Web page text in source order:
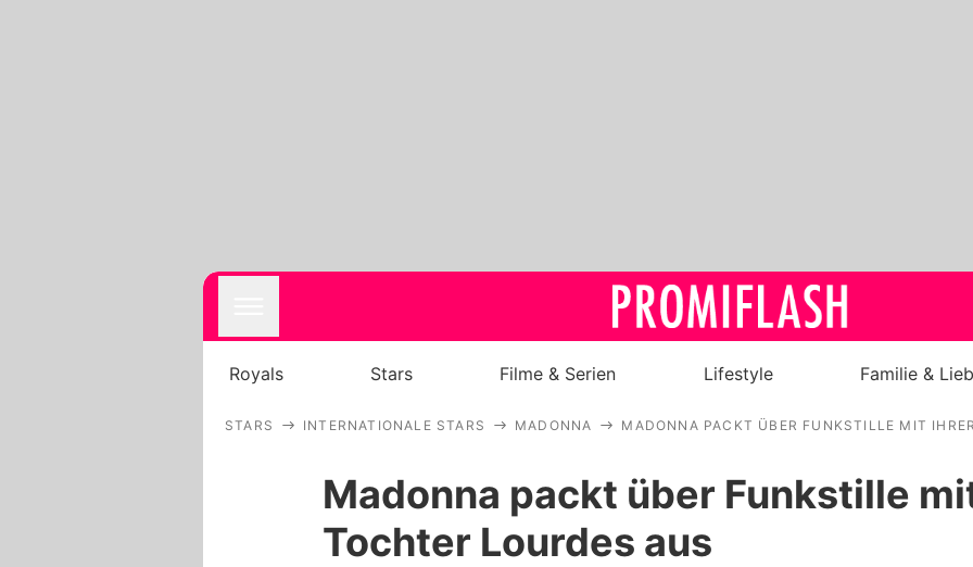
Royals
Stars
Royals Stars Filme & Serien Lifestyle Familie &
STARS INTERNATIONALE STARS MADONNA MADONNA PACKT ÜBER FUNKSTILLE MIT
Madonna packt über Funkstille
Tochter Lourdes aus